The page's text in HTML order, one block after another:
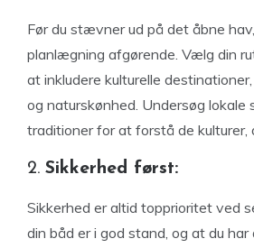
Før du stævner ud på det åbne
planlægning afgørende. Vælg din
at inkludere kulturelle
og naturskønhed. Undersøg lokale
traditioner for at forstå de kulturer,
2. Sikkerhed først:
Sikkerhed er altid topprioritet ved
din båd er i god stand, og at du har